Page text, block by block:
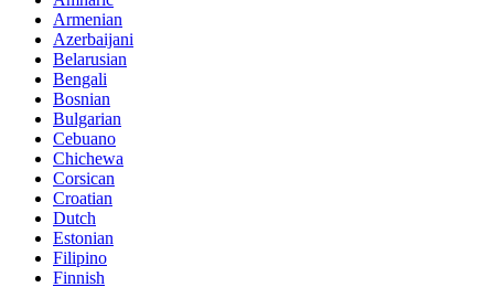
Armenian
Azerbaijani
Belarusian
Bengali
Bosnian
Bulgarian
Cebuano
Chichewa
Corsican
Croatian
Dutch
Estonian
Filipino
Finnish